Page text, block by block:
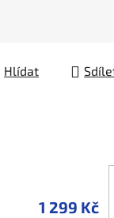
Hlídat
1 299 Kč